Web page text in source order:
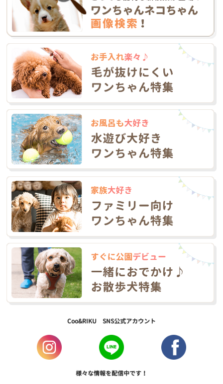
Coo&RIKU SNS公式アカウント
様々な情報を配信中です！